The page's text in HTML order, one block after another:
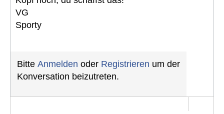
VG
Sporty
Bitte Anmelden oder Registrieren um der
Konversation beizutreten.